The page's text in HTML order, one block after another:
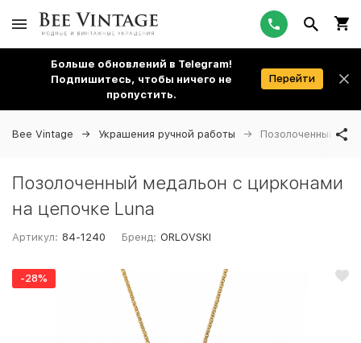
Больше обновлений в Telegram!
Подпишитесь, чтобы ничего не
пропустить.
Перейти
Bee Vintage Украшения ручной работы Позолоченный
Позолоченный медальон с цирконами
на цепочке Luna
Артикул: 84-1240 Бренд: ORLOVSKI
-28%